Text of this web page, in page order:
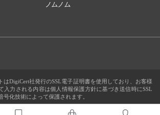
ノムノム
はDigiCert社発行のSSL電子証明書を使用しており、お客様
入力される内容は個人情報保護方針に基づき送信時にSSL
号化技術によって保護されます。